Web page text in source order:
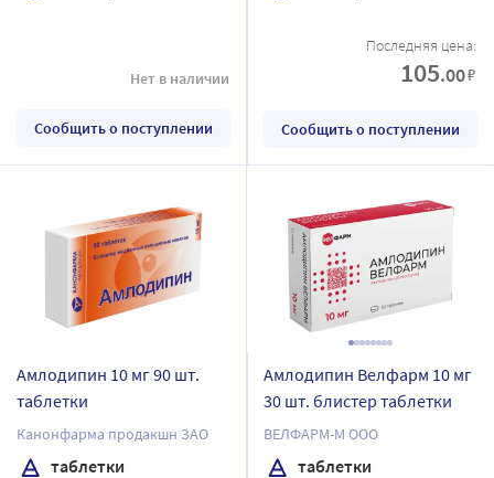
Нет в наличии
Сообщить о поступлении
Последняя цена:
105.00₽
Сообщить о поступлении
Амлодипин 10 мг 90 шт.
таблетки
Канонфарма продакшн ЗАО
таблетки
Амлодипин Велфарм 10 мг
30 шт. блистер таблетки
ВЕЛФАРМ-М ООО
таблетки